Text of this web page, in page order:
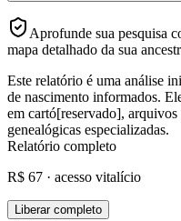
Aprofunde sua pesquisa
mapa detalhado da sua
Este relatório é uma análise
de nascimento informados.
em cartó[reservado],
genealógicas especializadas.
Relatório completo
R$ 67 · acesso vitalício
Liberar completo